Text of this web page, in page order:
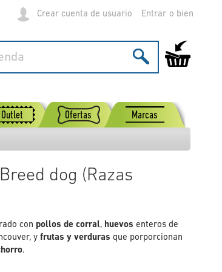
Crear cuenta de usuario Entrar
Mi carrito de
Outlet Ofertas Marcas
dog (Razas
con pollos de corral, huevos enteros de
yfrutas y verduras que porporcionan
.